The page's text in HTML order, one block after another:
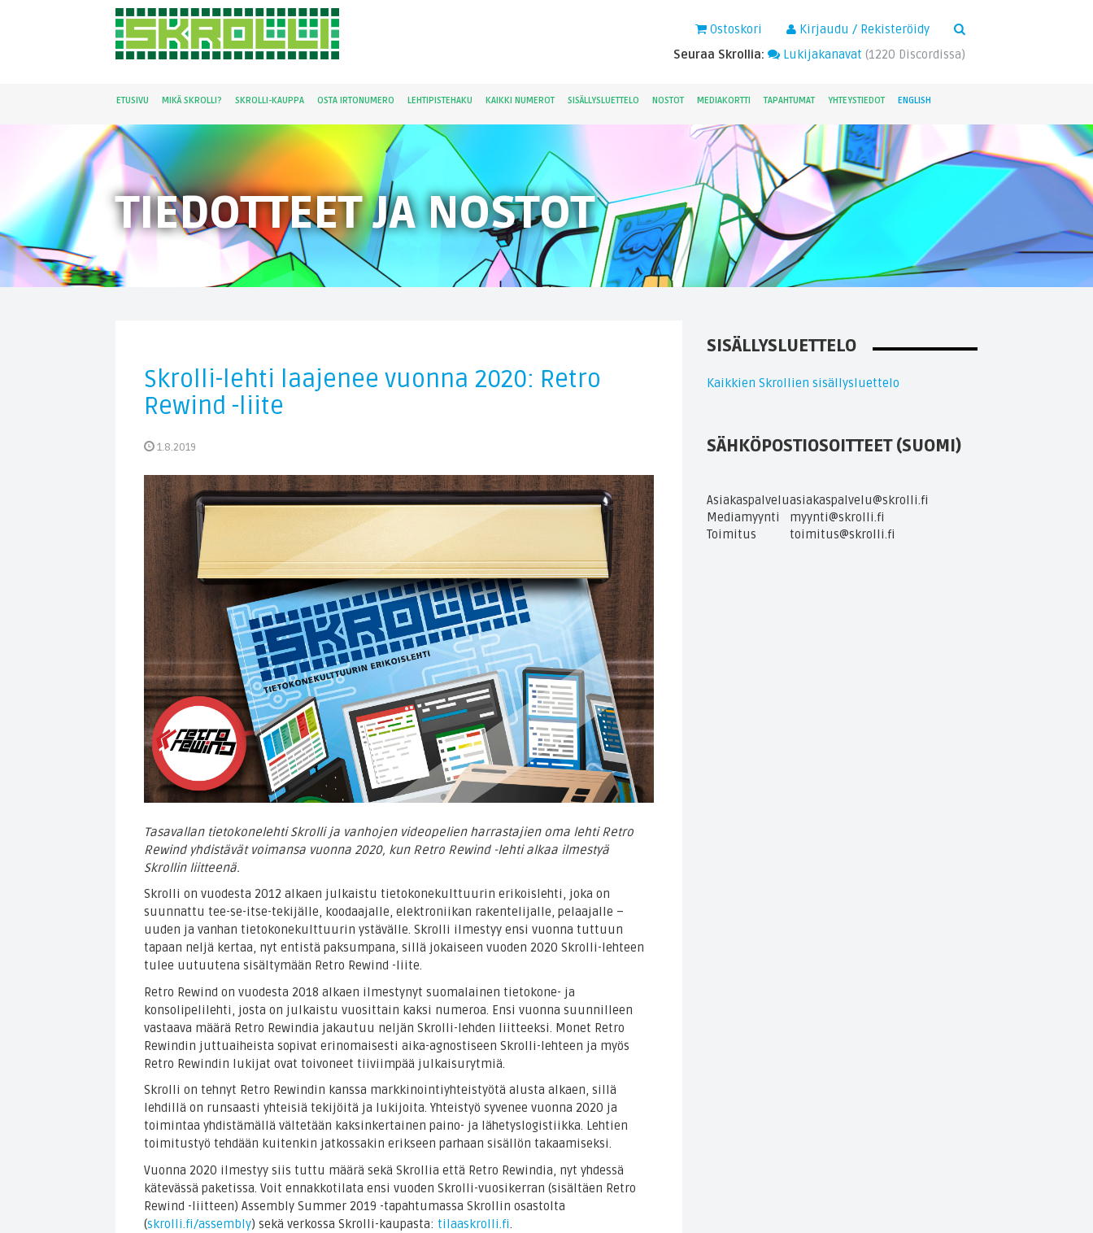
Kirjaudu / Rekisteröidy
Ostoskori
Seuraa Skrollia:
Lukijakanavat (1220 Discordissa)
ETUSIVU MIKÄ SKROLLI? SKROLLI-KAUPPA OSTA IRTONUMERO LEHTIPISTEHAKU KAIKKI NUMEROT SISÄLLYSLUETTELO NOSTOT MEDIAKORTTI TAPAHTUMAT YHTEYSTIEDOT ENGLISH
TIEDOTTEET JA NOSTOT
Skrolli-lehti laajenee vuonna 2020: Retro
Rewind -liite
1.8.2019
Tasavallan tietokonelehti Skrolli ja vanhojen videopelien harrastajien oma lehti Retro
Rewind yhdistävät voimansa vuonna 2020, kun Retro Rewind -lehti alkaa ilmestyä
Skrollin liitteenä.
Skrolli on vuodesta 2012 alkaen julkaistu tietokonekulttuurin erikoislehti, joka on
suunnattu tee-se-itse-tekijälle, koodaajalle, elektroniikan rakentelijalle, pelaajalle –
uuden ja vanhan tietokonekulttuurin ystävälle. Skrolli ilmestyy ensi vuonna tuttuun
tapaan neljä kertaa, nyt entistä paksumpana, sillä jokaiseen vuoden 2020 Skrolli-lehteen
tulee uutuutena sisältymään Retro Rewind -liite.
Retro Rewind on vuodesta 2018 alkaen ilmestynyt suomalainen tietokone- ja
konsolipelilehti, josta on julkaistu vuosittain kaksi numeroa. Ensi vuonna suunnilleen
vastaava määrä Retro Rewindia jakautuu neljän Skrolli-lehden liitteeksi. Monet Retro
Rewindin juttuaiheista sopivat erinomaisesti aika-agnostiseen Skrolli-lehteen ja myös
Retro Rewindin lukijat ovat toivoneet tiiviimpää julkaisurytmiä.
Skrolli on tehnyt Retro Rewindin kanssa markkinointiyhteistyötä alusta alkaen, sillä
lehdillä on runsaasti yhteisiä tekijöitä ja lukijoita. Yhteistyö syvenee vuonna 2020 ja
toimintaa yhdistämällä vältetään kaksinkertainen paino- ja lähetyslogistiikka. Lehtien
toimitustyö tehdään kuitenkin jatkossakin erikseen parhaan sisällön takaamiseksi.
Vuonna 2020 ilmestyy siis tuttu määrä sekä Skrollia että Retro Rewindia, nyt yhdessä
kätevässä paketissa. Voit ennakkotilata ensi vuoden Skrolli-vuosikerran (sisältäen Retro
Rewind -liitteen) Assembly Summer 2019 -tapahtumassa Skrollin osastolta
(skrolli.fi/assembly) sekä verkossa Skrolli-kaupasta: tilaaskrolli.fi.
SISÄLLYSLUETTELO
Kaikkien Skrollien sisällysluettelo
SÄHKÖPOSTIOSOITTEET (SUOMI)
Asiakaspalveluasiakaspalvelu@skrolli.fi
Mediamyynti
myynti@skrolli.fi
Toimitus
toimitus@skrolli.fi